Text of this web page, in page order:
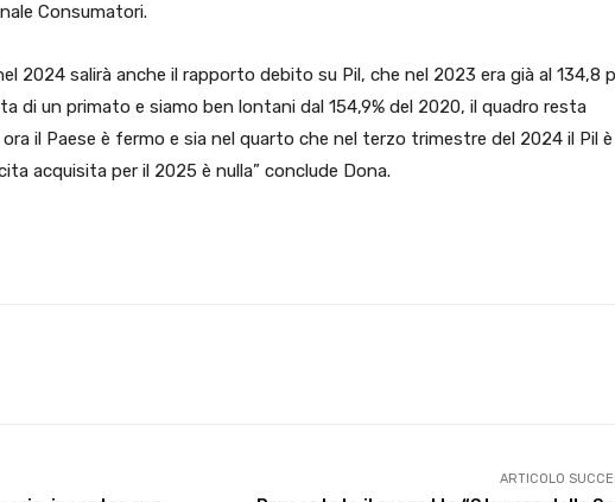
Consumatori.
2024 salirà anche il rapporto debito su Pil, che nel 2023 era già al 134,8
di un primato e siamo ben lontani dal 154,9% del 2020, il quadro resta
il Paese è fermo e sia nel quarto che nel terzo trimestre del 2024 il Pil è
acquisita per il 2025 è nulla” conclude Dona.
ARTICOLO